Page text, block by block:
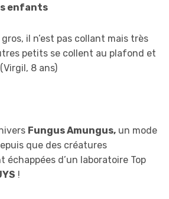
enfants
il n’est pas collant mais très
petits se collent au plafond et
8 ans)
Fungus Amungus, un mode
que des créatures
échappées d’un laboratoire Top
!